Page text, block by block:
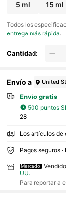
5 ml 15 ml
Todos los
entrega más rápida.
Cantidad:
Envío a United
Envío gratis
500 puntos
28
Los artículos de
Pagos seguros
Mercado
UU.
Para reportar a